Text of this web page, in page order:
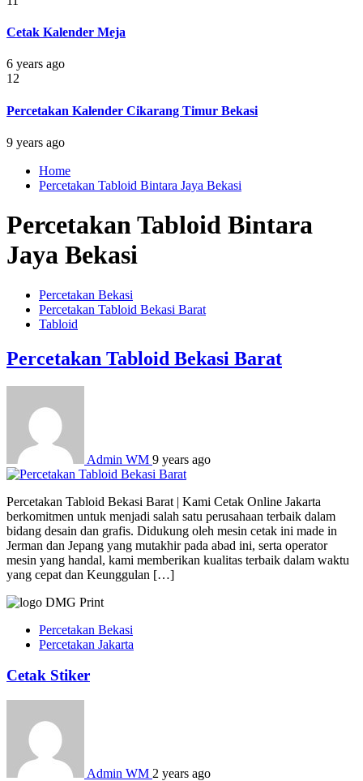
Cetak Kalender Meja
6 years ago
12
Percetakan Kalender Cikarang Timur Bekasi
9 years ago
Home
Percetakan Tabloid Bintara Jaya Bekasi
Percetakan Tabloid Bintara
Jaya Bekasi
Percetakan Bekasi
Percetakan Tabloid Bekasi Barat
Tabloid
Percetakan Tabloid Bekasi Barat
Admin WM 9 years ago
Percetakan Tabloid Bekasi Barat | Kami Cetak Online Jakarta
berkomitmen untuk menjadi salah satu perusahaan terbaik dalam
bidang desain dan grafis. Didukung oleh mesin cetak ini made in
Jerman dan Jepang yang mutakhir pada abad ini, serta operator
mesin yang handal, kami memberikan kualitas terbaik dalam waktu
yang cepat dan Keunggulan […]
Percetakan Bekasi
Percetakan Jakarta
Cetak Stiker
Admin WM 2 years ago